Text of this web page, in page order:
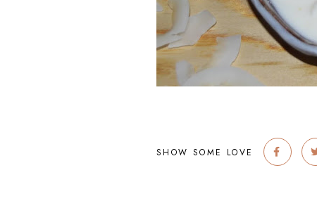
SHOW SOME LOVE